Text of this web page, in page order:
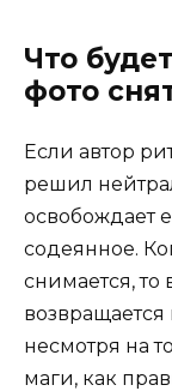
Что
фото
Если автор
решил
освобождает
содеянное.
снимается, то
несмотря на
маги, как